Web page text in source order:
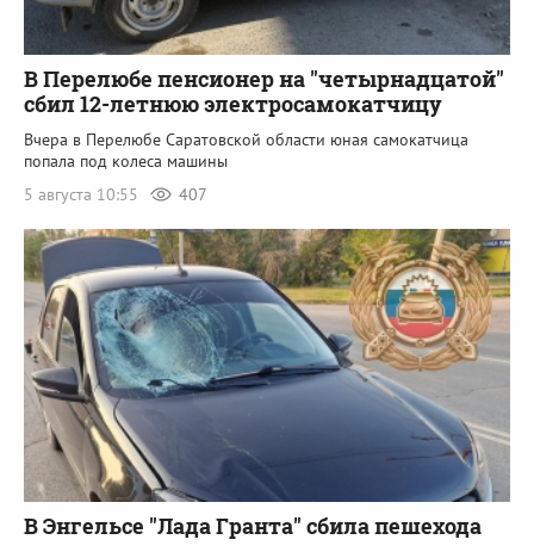
В Перелюбе пенсионер на "четырнадцатой"
сбил 12-летнюю электросамокатчицу
Вчера в Перелюбе Саратовской области юная самокатчица
попала под колеса машины
5 августа 10:55
407
В Энгельсе "Лада Гранта" сбила пешехода